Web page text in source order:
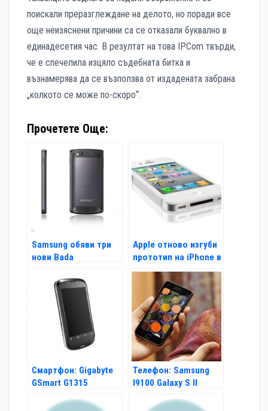
поискали преразглеждане на делото, но поради все
още неизяснени причини са се отказали буквално в
единадесетия час. В резултат на това IPCom твърди,
че е спечелила изцяло съдебната битка и
възнамерява да се възползва от издадената забрана
„колкото се може по-скоро“.
Прочетете Още:
Samsung обяви три
нови Bada
Apple отново изгуби
прототип на iPhone в
бар
Смартфон: Gigabyte
GSmart G1315
Телефон: Samsung
I9100 Galaxy S II